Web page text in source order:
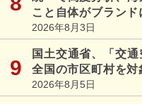
こと自体がブランド
2026年8月3日
国土交通省、「交
全国の市区町村を対
2026年8月5日